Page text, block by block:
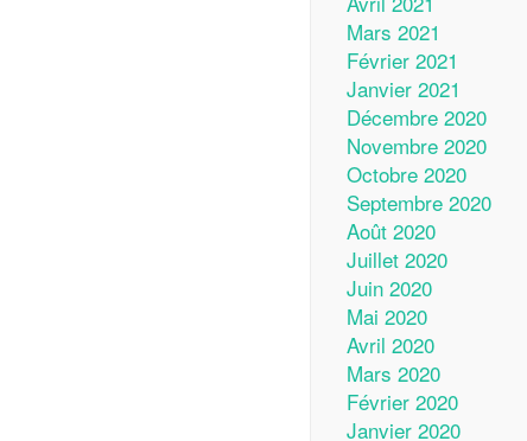
Mars 2021
Février 2021
Janvier 2021
Décembre 2020
Novembre 2020
Octobre 2020
Septembre 2020
Août 2020
Juillet 2020
Juin 2020
Mai 2020
Avril 2020
Mars 2020
Février 2020
Janvier 2020